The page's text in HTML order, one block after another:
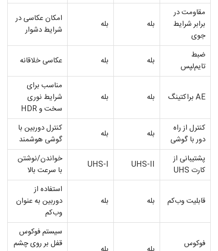
مقاومت در
برابر شرایط
جوی
بله بله
امکان عکاسی در
شرایط دشوار
ضبط
تایم‌لپس
بله بله عکاسی خلاقانه
AE براکتینگ بله بله
مناسب برای
شرایط نوری
سخت و HDR
کنترل از راه
دور با گوشی
بله بله
کنترل دوربین با
گوشی هوشمند
پشتیبانی از
کارت UHS
UHS-II
UHS-I
خواندن/نوشتن
با سرعت بالا
قابلیت وب‌کم بله بله
استفاده از
دوربین به عنوان
وب‌کم
فوکوس
سیستم فوکوس
قفل بر روی چشم